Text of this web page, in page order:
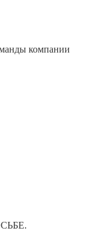
компании